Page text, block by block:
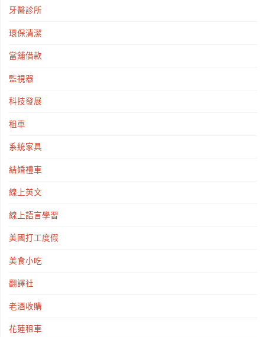
牙醫診所
環保清潔
當舖借款
監視器
科技發展
租車
系統家具
結婚禮車
線上英文
線上語言學習
美國打工度假
美食小吃
翻譯社
老酒收購
花蓮租車